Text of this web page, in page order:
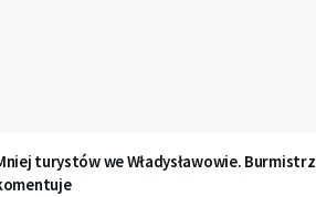
turystów we Władysławowie. Burmistrz